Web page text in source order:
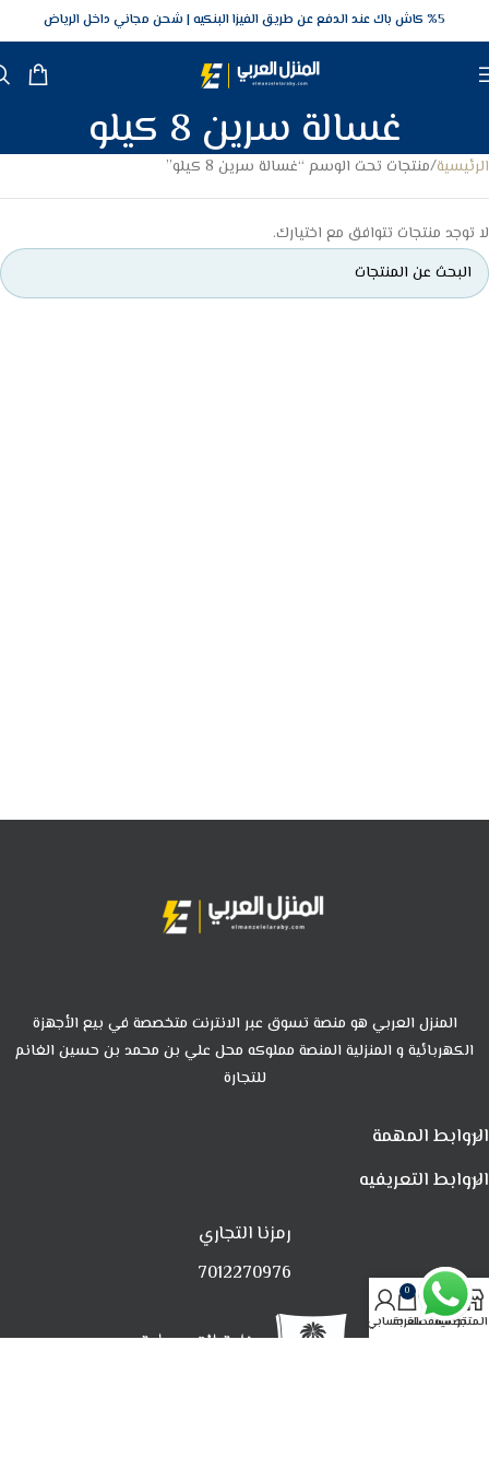
5‎% كاش باك عند الدفع عن طريق الفيزا البنكيه شحن مجاني داخل الرياض
غسالة سرين 8 كيلو
الرئيسية منتجات تحت الوسم “غسالة سرين 8 كيلو”
لا توجد منتجات تتوافق مع اختيارك.
المنزل العربي هو منصة تسوق عبر الانترنت متخصصة في بيع الأجهزة
الكهربائية و المنزلية المنصة مملوكه محل علي بن محمد بن حسين الغانم
للتجارة
الروابط المهمة
الروابط التعريفيه
رمزنا التجاري
7012270976
المتجرتصفيةالمفضلة
0
العربةحسابي